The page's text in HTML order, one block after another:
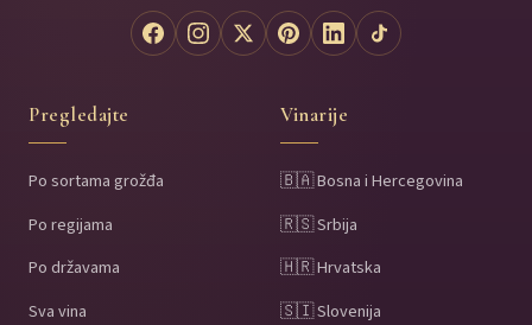
Pregledajte
Po sortama grožđa
Po regijama
Po državama
Sva vina
Vinarije
🇧🇦 Bosna i Hercegovina
🇷🇸 Srbija
🇭🇷 Hrvatska
🇸🇮 Slovenija